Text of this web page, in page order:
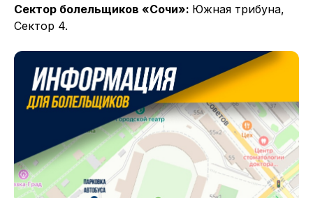
Сектор болельщиков «Сочи»: Южная трибуна,
Сектор 4.